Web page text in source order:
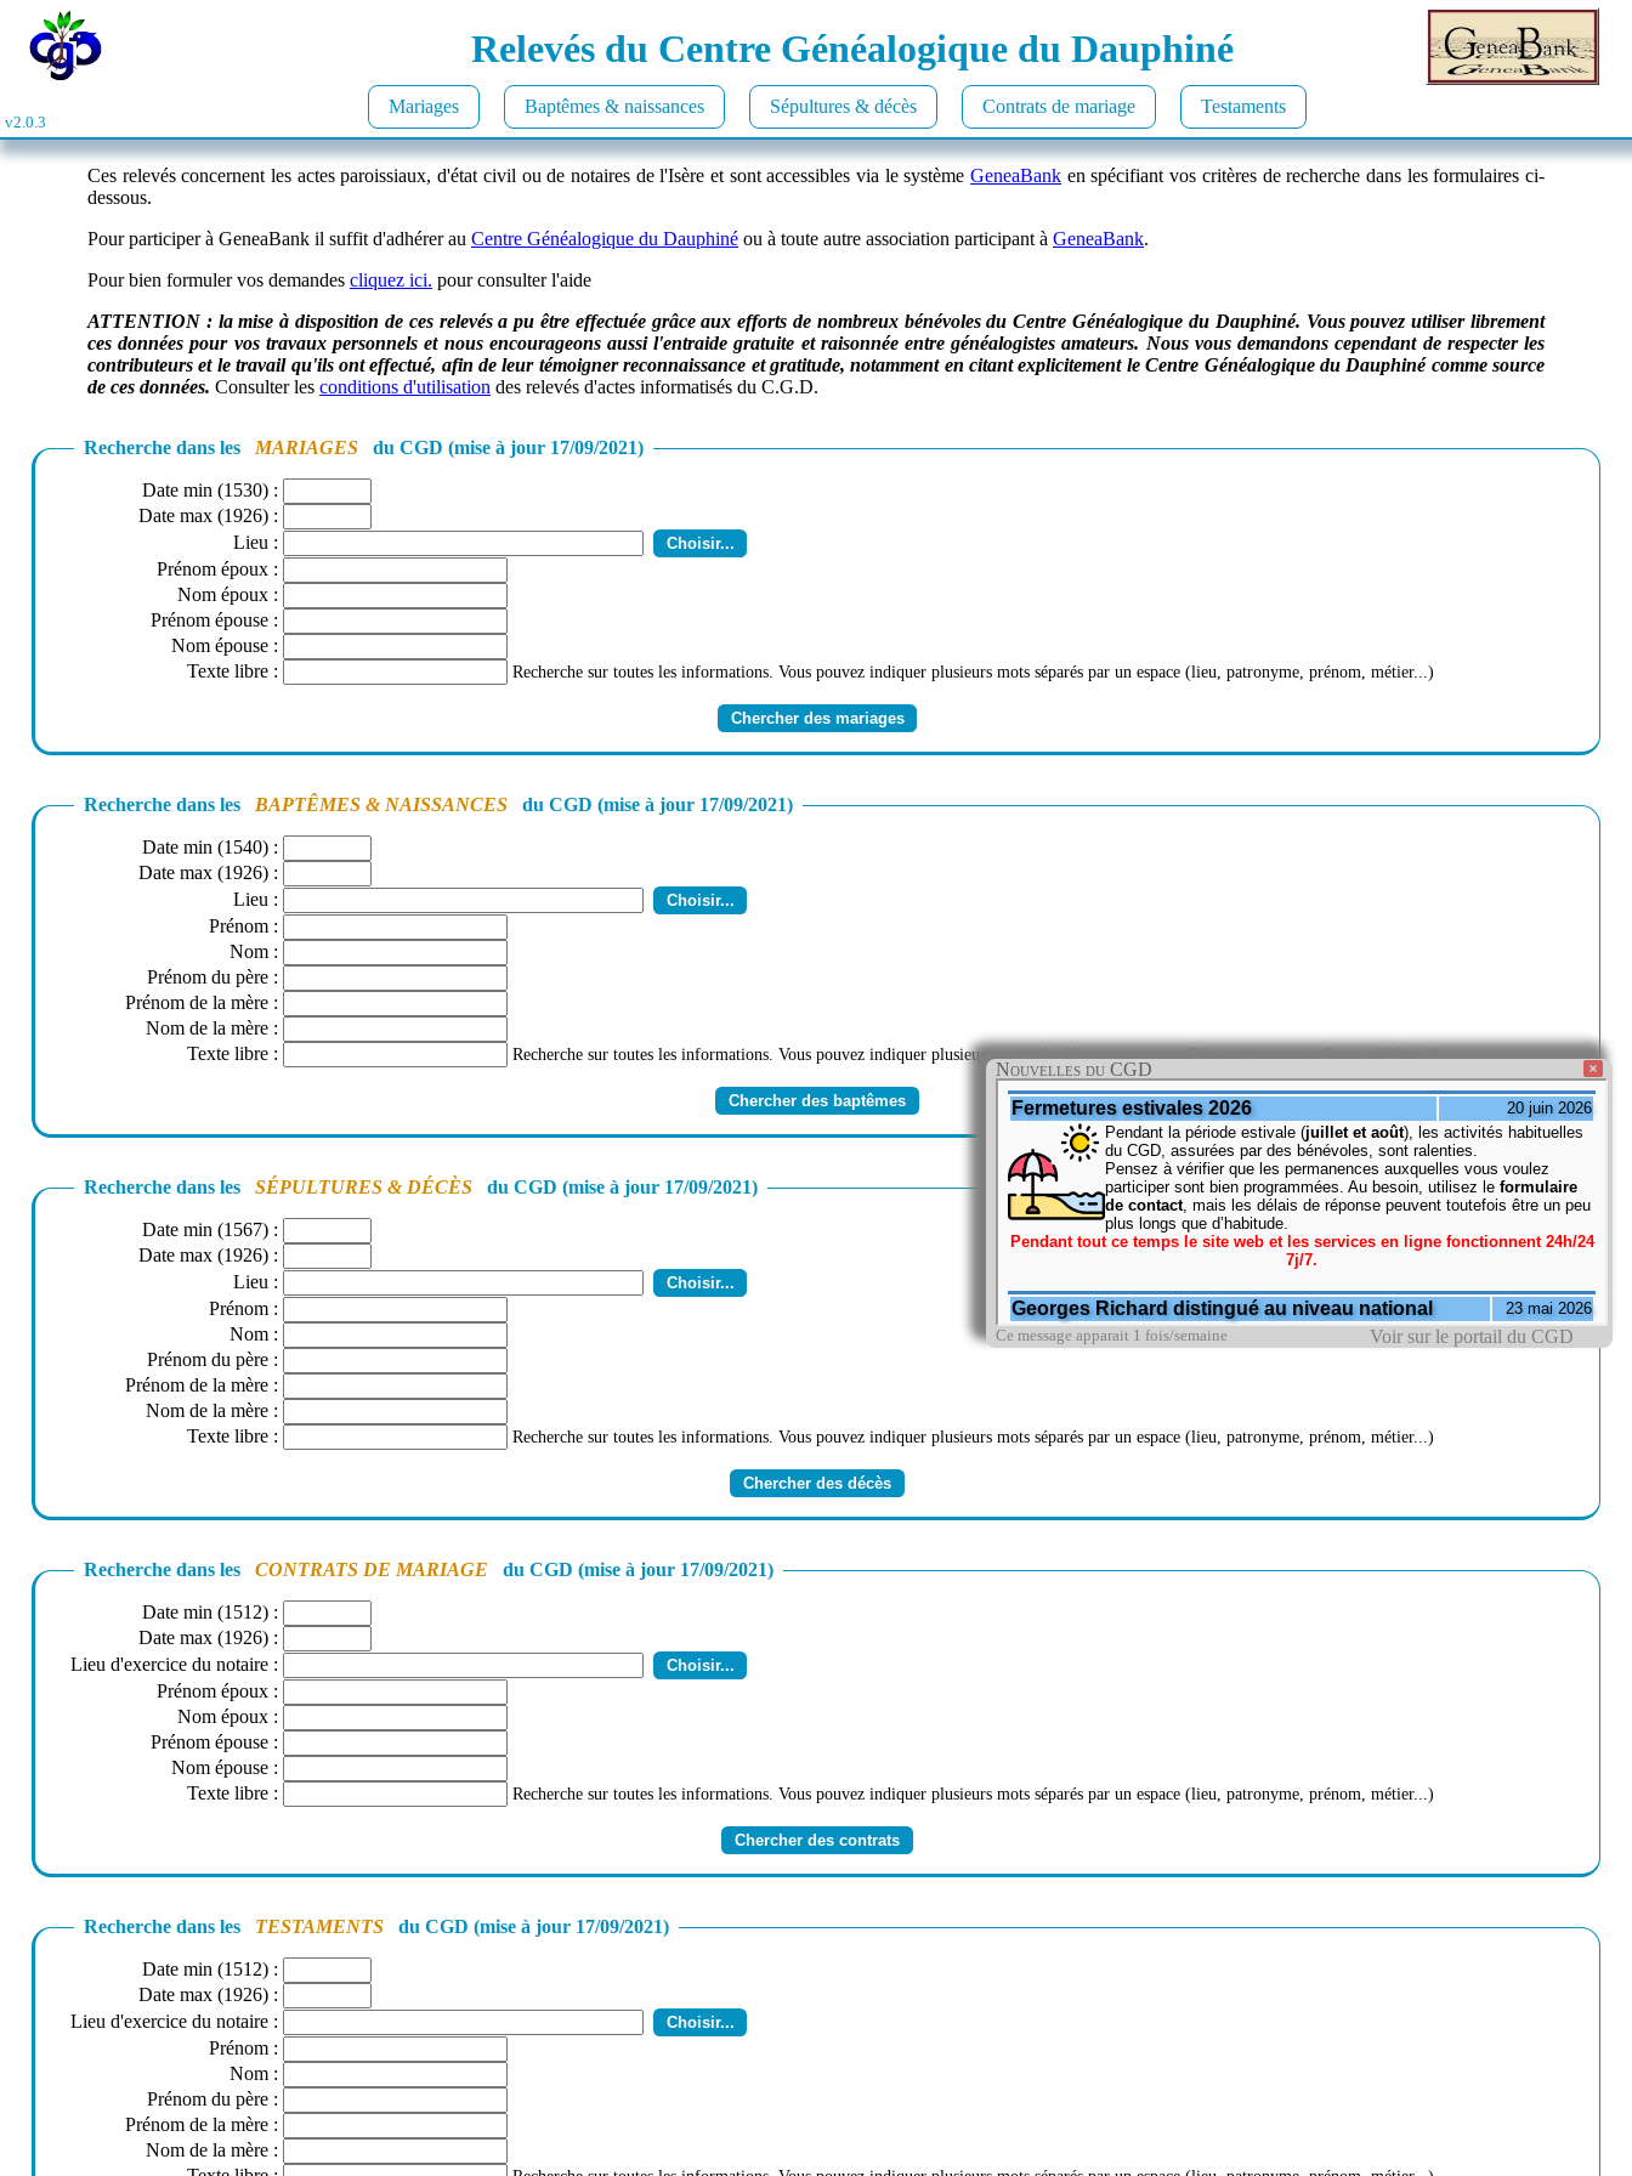
Relevés du Centre Généalogique du Dauphiné
Mariages Baptêmes & naissances Sépultures & décès Contrats de mariage Testaments
v2.0.3
Ces relevés concernent les actes paroissiaux, d'état civil ou de notaires de l'Isère et sont accessibles via le systèmeGeneaBank en spécifiant vos critères de recherche dans les formulaires ci-
dessous.
Pour participer à GeneaBank il suffit d'adhérer au Centre Généalogique du Dauphiné ou à toute autre association participant à GeneaBank.
Pour bien formuler vos demandes cliquez ici. pour consulter l'aide
ATTENTION : la mise à disposition de ces relevés a pu être effectuée grâce aux efforts de nombreux bénévoles du Centre Généalogique du Dauphiné. Vous pouvez utiliser librement
ces données pour vos travaux personnels et nous encourageons aussi l'entraide gratuite et raisonnée entre généalogistes amateurs. Nous vous demandons cependant de respecter les
contributeurs et le travail qu'ils ont effectué, afin de leur témoigner reconnaissance et gratitude, notamment en citant explicitement le Centre Généalogique du Dauphiné comme source
de ces données. Consulter les conditions d'utilisation des relevés d'actes informatisés du C.G.D.
Recherche dans les MARIAGES du CGD (mise à jour 17/09/2021)
Date min (1530) :
Date max (1926) :
Lieu :
Prénom époux :
Nom époux :
Prénom épouse :
Nom épouse :
Texte libre : Recherche sur toutes les informations. Vous pouvez indiquer plusieurs mots séparés par un espace (lieu, patronyme, prénom, métier...)
Recherche dans les BAPTÊMES & NAISSANCES du CGD (mise à jour 17/09/2021)
Date min (1540) :
Date max (1926) :
Lieu :
Prénom :
Nom :
Prénom du père :
Prénom de la mère :
Nom de la mère :
Texte libre : Recherche sur toutes les informations. Vous pouvez indiquer plusieurs mots séparés par un espace (lieu, patronyme, prénom, métier...)
Recherche dans les SÉPULTURES & DÉCÈS du CGD (mise à jour 17/09/2021)
Date min (1567) :
Date max (1926) :
Lieu :
Prénom :
Nom :
Prénom du père :
Prénom de la mère :
Nom de la mère :
Texte libre : Recherche sur toutes les informations. Vous pouvez indiquer plusieurs mots séparés par un espace (lieu, patronyme, prénom, métier...)
Recherche dans les CONTRATS DE MARIAGE du CGD (mise à jour 17/09/2021)
Date min (1512) :
Date max (1926) :
Lieu d'exercice du notaire :
Prénom époux :
Nom époux :
Prénom épouse :
Nom épouse :
Texte libre : Recherche sur toutes les informations. Vous pouvez indiquer plusieurs mots séparés par un espace (lieu, patronyme, prénom, métier...)
Recherche dans les TESTAMENTS du CGD (mise à jour 17/09/2021)
Date min (1512) :
Date max (1926) :
Lieu d'exercice du notaire :
Prénom :
Nom :
Prénom du père :
Prénom de la mère :
Nom de la mère :
Nouvelles du CGD
Ce message apparait 1 fois/semaine Voir sur le portail du CGD